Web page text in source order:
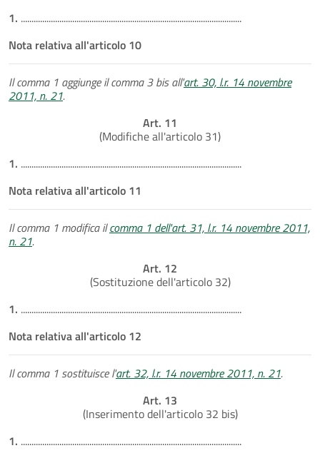
1. .......................................................................................................
Nota relativa all'articolo 10
Il comma 1 aggiunge il comma 3 bis all'art. 30, l.r. 14 novembre
2011, n. 21.
Art. 11
(Modifiche all'articolo 31)
1. .......................................................................................................
Nota relativa all'articolo 11
Il comma 1 modifica ilcomma 1 dell'art. 31, l.r. 14 novembre 2011,
n. 21.
Art. 12
(Sostituzione dell'articolo 32)
1. .......................................................................................................
Nota relativa all'articolo 12
Il comma 1 sostituisce l'art. 32, l.r. 14 novembre 2011, n. 21.
Art. 13
(Inserimento dell'articolo 32 bis)
1. .......................................................................................................